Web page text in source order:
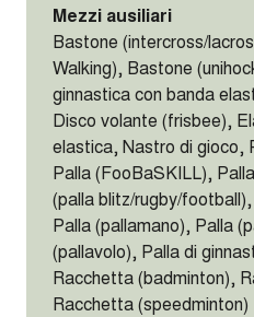
Mezzi ausiliari
Bastone (intercross/
Walking), Bastone
ginnastica con banda
Disco volante (frisbee),
elastica, Nastro di gioco,
Palla (FooBaSKILL),
(palla blitz/rugby/
Palla (pallamano), Palla
(pallavolo), Palla di
Racchetta (badminton),
Racchetta (speedminton)